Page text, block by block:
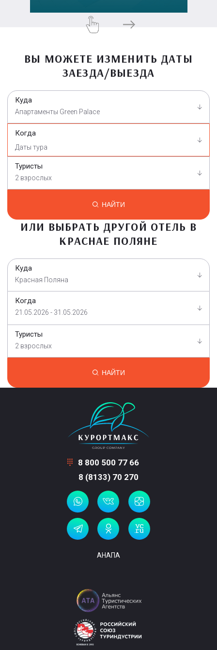
ВЫ МОЖЕТЕ ИЗМЕНИТЬ ДАТЫ
ЗАЕЗДА/ВЫЕЗДА
Куда
Апартаменты Greеn Рalace
Когда
Туристы
2 взрослых
НАЙТИ
ИЛИ ВЫБРАТЬ ДРУГОЙ ОТЕЛЬ В
КРАСНАЕ ПОЛЯНЕ
Куда
Красная Поляна
Когда
21.05.2026 - 31.05.2026
Туристы
2 взрослых
НАЙТИ
8 800 500 77 66
8 (8133) 70 270
АНАПА